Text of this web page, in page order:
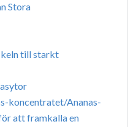
Stora
till starkt
koncentratet/Ananas-
att framkalla en